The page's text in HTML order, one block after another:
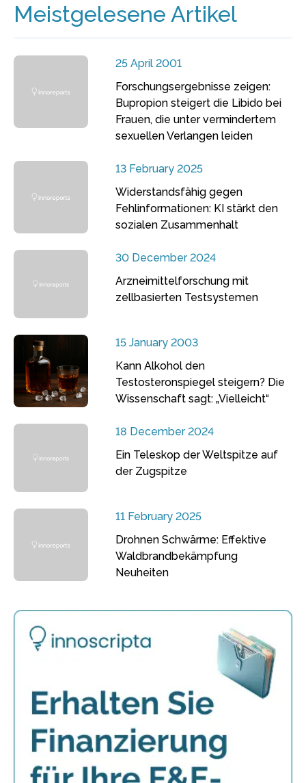
Meistgelesene Artikel
25 April 2001
Forschungsergebnisse zeigen:
Bupropion steigert die Libido bei
Frauen, die unter vermindertem
sexuellen Verlangen leiden
13 February 2025
Widerstandsfähig gegen
Fehlinformationen: KI stärkt den
sozialen Zusammenhalt
30 December 2024
Arzneimittelforschung mit
zellbasierten Testsystemen
15 January 2003
Kann Alkohol den
Testosteronspiegel steigern? Die
Wissenschaft sagt: „Vielleicht“
18 December 2024
Ein Teleskop der Weltspitze auf
der Zugspitze
11 February 2025
Drohnen Schwärme: Effektive
Waldbrandbekämpfung
Neuheiten